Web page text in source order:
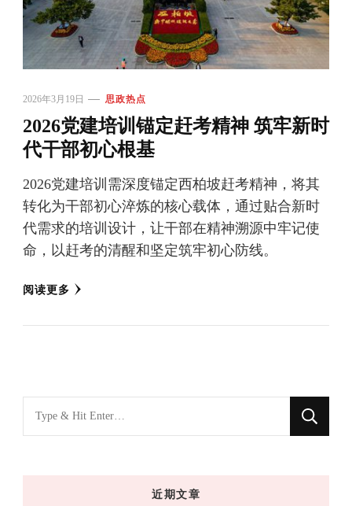
2026年3月19日 思政热点
2026党建培训锚定赶考精神 筑牢新时
代干部初心根基
2026党建培训需深度锚定西柏坡赶考精神，将其
转化为干部初心淬炼的核心载体，通过贴合新时
代需求的培训设计，让干部在精神溯源中牢记使
命，以赶考的清醒和坚定筑牢初心防线。
阅读更多
什
近期文章